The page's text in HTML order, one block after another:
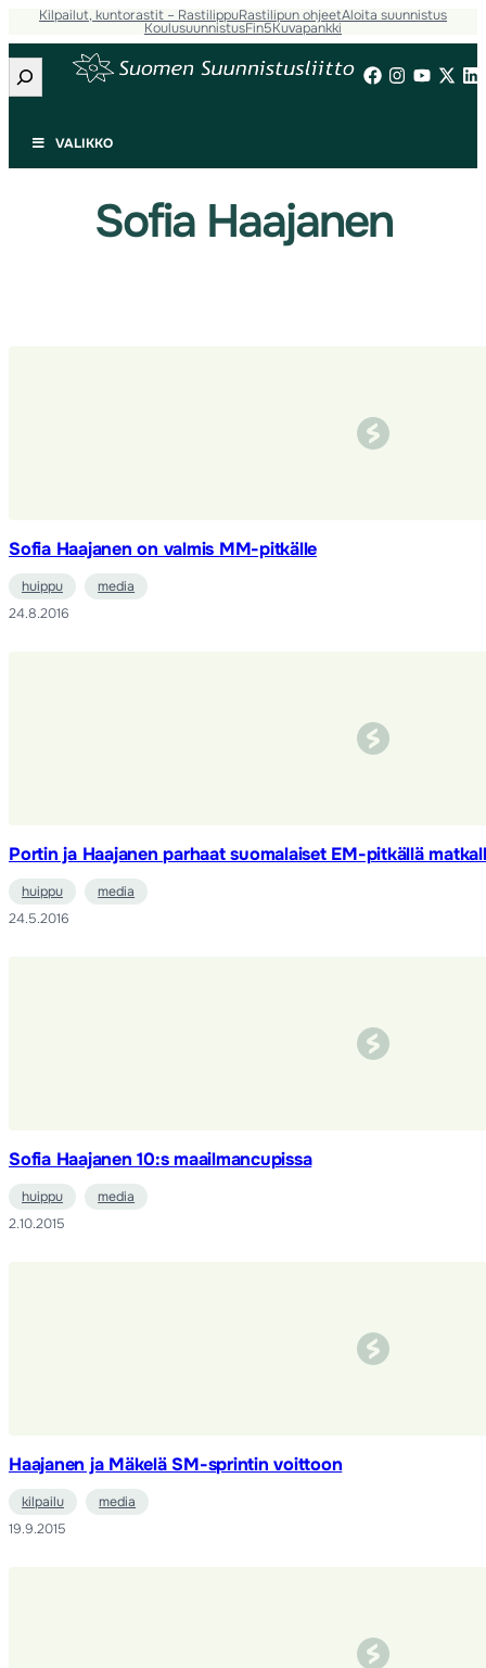
Siirry
sisältöön
Kilpailut, kuntorastit – RastilippuRastilipun ohjeetAloita suunnistus
KoulusuunnistusFin5Kuvapankki
Etsi
VALIKKO
Sofia Haajanen
Sofia Haajanen on valmis MM-pitkälle
huippu
media
24.8.2016
Portin ja Haajanen parhaat suomalaiset EM-pitkällä
huippu
media
24.5.2016
Sofia Haajanen 10:s maailmancupissa
huippu
media
2.10.2015
Haajanen ja Mäkelä SM-sprintin voittoon
kilpailu
media
19.9.2015